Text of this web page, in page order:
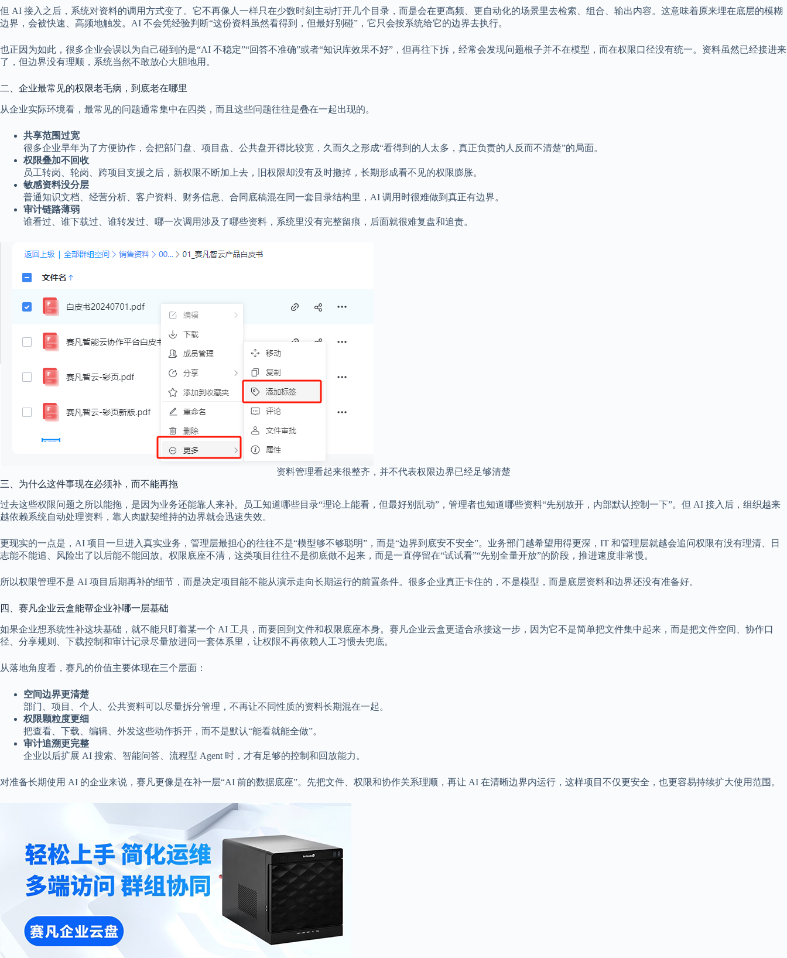
但 AI 接入之后，系统对资料的调用方式变了。它不再像人一样只在少数时刻主动打开几个目录，而是会在更高频、更自动化的场景里去检索、组合、输出内容。这意味着原来埋在底层的模糊
边界，会被快速、高频地触发。AI 不会凭经验判断“这份资料虽然看得到，但最好别碰”，它只会按系统给它的边界去执行。
也正因为如此，很多企业会误以为自己碰到的是“AI 不稳定”“回答不准确”或者“知识库效果不好”，但再往下拆，经常会发现问题根子并不在模型，而在权限口径没有统一。资料虽然已经接进来
了，但边界没有理顺，系统当然不敢放心大胆地用。
二、企业最常见的权限老毛病，到底老在哪里
从企业实际环境看，最常见的问题通常集中在四类，而且这些问题往往是叠在一起出现的。
共享范围过宽
很多企业早年为了方便协作，会把部门盘、项目盘、公共盘开得比较宽，久而久之形成“看得到的人太多，真正负责的人反而不清楚”的局面。
权限叠加不回收
员工转岗、轮岗、跨项目支援之后，新权限不断加上去，旧权限却没有及时撤掉，长期形成看不见的权限膨胀。
敏感资料没分层
普通知识文档、经营分析、客户资料、财务信息、合同底稿混在同一套目录结构里，AI 调用时很难做到真正有边界。
审计链路薄弱
谁看过、谁下载过、谁转发过、哪一次调用涉及了哪些资料，系统里没有完整留痕，后面就很难复盘和追责。
资料管理看起来很整齐，并不代表权限边界已经足够清楚
三、为什么这件事现在必须补，而不能再拖
过去这些权限问题之所以能拖，是因为业务还能靠人来补。员工知道哪些目录“理论上能看，但最好别乱动”，管理者也知道哪些资料“先别放开，内部默认控制一下”。但 AI 接入后，组织越来
越依赖系统自动处理资料，靠人肉默契维持的边界就会迅速失效。
更现实的一点是，AI 项目一旦进入真实业务，管理层最担心的往往不是“模型够不够聪明”，而是“边界到底安不安全”。业务部门越希望用得更深，IT 和管理层就越会追问权限有没有理清、日
志能不能追、风险出了以后能不能回放。权限底座不清，这类项目往往不是彻底做不起来，而是一直停留在“试试看”“先别全量开放”的阶段，推进速度非常慢。
所以权限管理不是 AI 项目后期再补的细节，而是决定项目能不能从演示走向长期运行的前置条件。很多企业真正卡住的，不是模型，而是底层资料和边界还没有准备好。
四、赛凡企业云盒能帮企业补哪一层基础
如果企业想系统性补这块基础，就不能只盯着某一个 AI 工具，而要回到文件和权限底座本身。赛凡企业云盒更适合承接这一步，因为它不是简单把文件集中起来，而是把文件空间、协作口
径、分享规则、下载控制和审计记录尽量放进同一套体系里，让权限不再依赖人工习惯去兜底。
从落地角度看，赛凡的价值主要体现在三个层面：
空间边界更清楚
部门、项目、个人、公共资料可以尽量拆分管理，不再让不同性质的资料长期混在一起。
权限颗粒度更细
把查看、下载、编辑、外发这些动作拆开，而不是默认“能看就能全做”。
审计追溯更完整
企业以后扩展 AI 搜索、智能问答、流程型 Agent 时，才有足够的控制和回放能力。
对准备长期使用 AI 的企业来说，赛凡更像是在补一层“AI 前的数据底座”。先把文件、权限和协作关系理顺，再让 AI 在清晰边界内运行，这样项目不仅更安全，也更容易持续扩大使用范围。